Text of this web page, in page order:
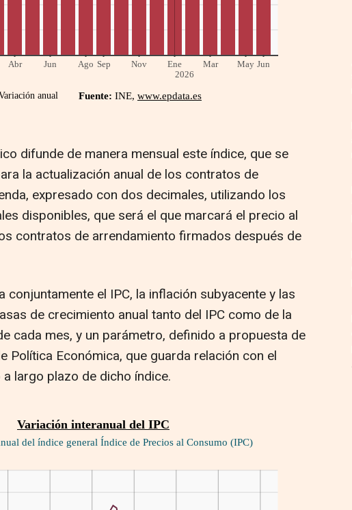
difunde de manera mensual este índice, que se
la actualización anual de los contratos de
expresado con dos decimales, utilizando los
disponibles, que será el que marcará el precio al
contratos de arrendamiento firmados después de
conjuntamente el IPC, la inflación subyacente y las
de crecimiento anual tanto del IPC como de la
cada mes, y un parámetro, definido a propuesta de
Política Económica, que guarda relación con el
largo plazo de dicho índice.